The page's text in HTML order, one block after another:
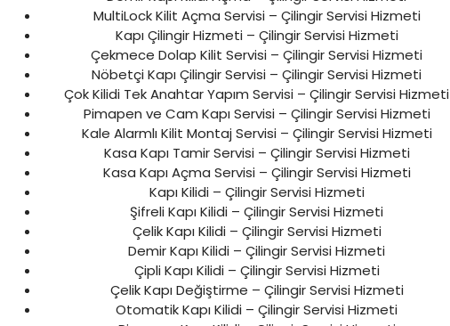
MultiLock Kilit Açma Servisi – Çilingir Servisi Hizmeti
Kapı Çilingir Hizmeti – Çilingir Servisi Hizmeti
Çekmece Dolap Kilit Servisi – Çilingir Servisi Hizmeti
Nöbetçi Kapı Çilingir Servisi – Çilingir Servisi Hizmeti
Çok Kilidi Tek Anahtar Yapım Servisi – Çilingir Servisi Hizmeti
Pimapen ve Cam Kapı Servisi – Çilingir Servisi Hizmeti
Kale Alarmlı Kilit Montaj Servisi – Çilingir Servisi Hizmeti
Kasa Kapı Tamir Servisi – Çilingir Servisi Hizmeti
Kasa Kapı Açma Servisi – Çilingir Servisi Hizmeti
Kapı Kilidi – Çilingir Servisi Hizmeti
Şifreli Kapı Kilidi – Çilingir Servisi Hizmeti
Çelik Kapı Kilidi – Çilingir Servisi Hizmeti
Demir Kapı Kilidi – Çilingir Servisi Hizmeti
Çipli Kapı Kilidi – Çilingir Servisi Hizmeti
Çelik Kapı Değiştirme – Çilingir Servisi Hizmeti
Otomatik Kapı Kilidi – Çilingir Servisi Hizmeti